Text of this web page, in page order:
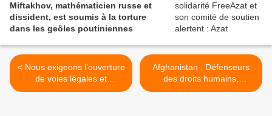
Miftakhov, mathématicien russe et
dissident, est soumis à la torture
dans les geôles poutiniennes
< Nous exigeons l’ouverture
de voies légales et
effectives d’accès à la
Afghanistan : Défenseurs
des droits humains,
journalistes et membres de